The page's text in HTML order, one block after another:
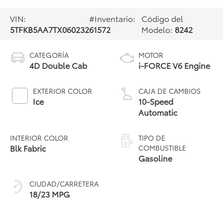
VIN:
5TFKB5AA7TX060232
#Inventario:
61572
Código del
Modelo: 8242
CATEGORÍA
4D Double Cab
EXTERIOR COLOR
Ice
INTERIOR COLOR
Blk Fabric
CIUDAD/CARRETERA
18/23 MPG
MOTOR
i-FORCE V6 Engine
CAJA DE CAMBIOS
10-Speed
Automatic
TIPO DE
COMBUSTIBLE
Gasoline